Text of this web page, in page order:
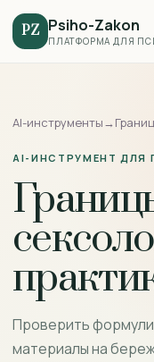
PZ Psiho-Zakon
ПЛАТФОРМА ДЛЯ
AI-инструменты→
AI-ИНСТРУМЕНТ ДЛЯ
Проверить
материалы на